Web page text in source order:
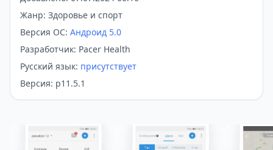
Жанр: Здоровье и спорт
Версия ОС: Андроид 5.0
Разработчик: Pacer Health
Русский язык: присутствует
Версия: p11.5.1